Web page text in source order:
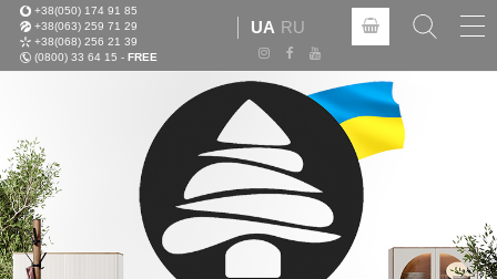
+38(050) 174 91 85
+38(063) 259 71 29
+38(068) 256 21 39
(0800) 33 64 15 - FREE
UA RU